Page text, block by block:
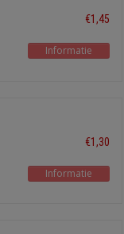
€1,45
Informatie
€1,30
Informatie